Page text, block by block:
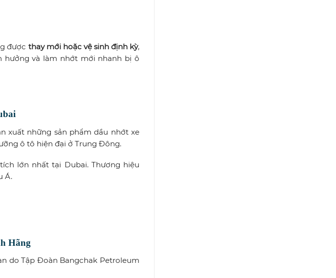
được thay mới hoặc vệ sinh định kỳ,
hưởng và làm nhớt mới nhanh bị ô
xuất những sản phẩm dầu nhớt xe
ô tô hiện đại ở Trung Đông.
lớn nhất tại Dubai. Thương hiệu
Á.
Hãng
do Tập Đoàn Bangchak Petroleum